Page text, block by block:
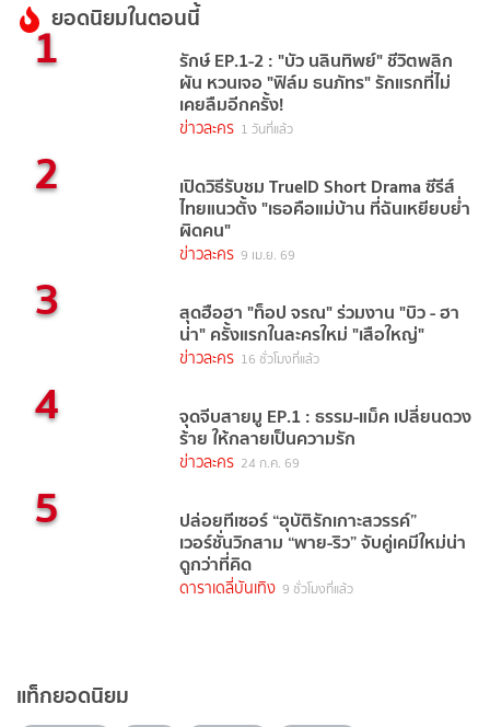
ยอดนิยมในตอนนี้
1 รักษ์ EP.1-2 : "บัว นลินทิพย์" ชีวิตพลิก
ผัน หวนเจอ "ฟิล์ม ธนภัทร" รักแรกที่ไม่
เคยลืมอีกครั้ง!
ข่าวละคร 1 วันที่แล้ว
2 เปิดวิธีรับชม TrueID Short Drama ซีรีส์
ไทยแนวตั้ง "เธอคือแม่บ้าน ที่ฉันเหยียบย่ำ
ผิดคน"
ข่าวละคร 9 เม.ย. 69
3 สุดฮือฮา "ท็อป จรณ" ร่วมงาน "บิว - ฮา
น่า" ครั้งแรกในละครใหม่ "เสือใหญ่"
ข่าวละคร 16 ชั่วโมงที่แล้ว
4 จุดจีบสายมู EP.1 : ธรรม-แม็ค เปลี่ยนดวง
ร้าย ให้กลายเป็นความรัก
ข่าวละคร 24 ก.ค. 69
5 ปล่อยทีเซอร์ “อุบัติรักเกาะสวรรค์”
เวอร์ชั่นวิกสาม “พาย-ริว” จับคู่เคมีใหม่น่า
ดูกว่าที่คิด
ดาราเดลี่บันเทิง 9 ชั่วโมงที่แล้ว
แท็กยอดนิยม